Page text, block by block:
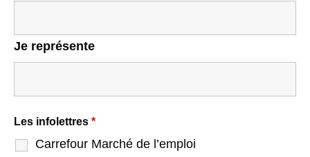
Je représente
Les infolettres *
Carrefour Marché de l’emploi